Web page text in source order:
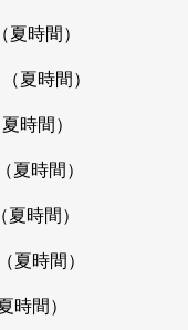
（夏時間）
（夏時間）
夏時間）
（夏時間）
（夏時間）
（夏時間）
時間）